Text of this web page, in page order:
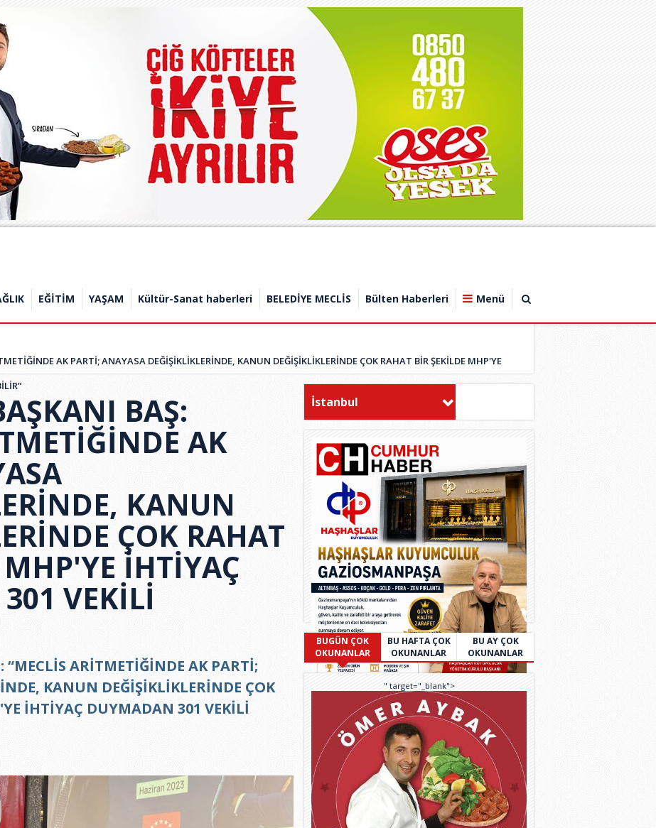
EĞİTİM YAŞAM Kültür-Sanat haberleri BELEDİYE MECLİS Bülten Haberleri Menü
AK PARTİ; ANAYASA DEĞİŞİKLİKLERİNDE, KANUN DEĞİŞİKLİKLERİNDE ÇOK RAHAT BİR ŞEKİLDE MHP'YE
BAŞ:
AK
KANUN
ÇOK RAHAT
İHTİYAÇ
VEKİLİ
“MECLİS ARİTMETİĞİNDE AK PARTİ;
KANUN DEĞİŞİKLİKLERİNDE ÇOK
İHTİYAÇ DUYMADAN 301 VEKİLİ
İstanbul
BUGÜN ÇOK
OKUNANLAR
BU HAFTA ÇOK
OKUNANLAR
BU AY ÇOK
OKUNANLAR
" target="_blank">